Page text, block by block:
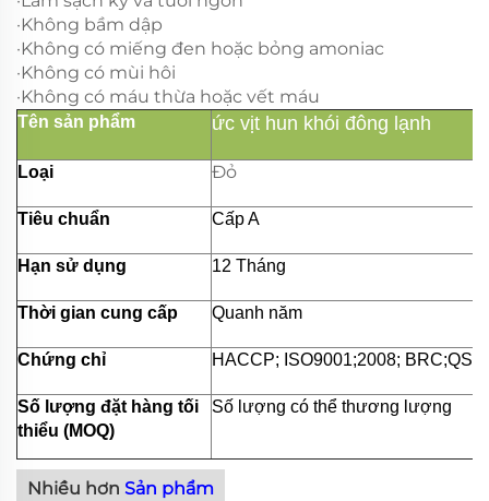
·Không bầm dập
·Không có miếng đen hoặc bỏng amoniac
·Không có mùi hôi
·Không có máu thừa hoặc vết máu
Tên sản phẩm ức vịt hun khói đông lạnh
Loại Đỏ
Tiêu chuẩn Cấp A
Hạn sử dụng 12 Tháng
Thời gian cung cấp Quanh năm
Chứng chỉ HACCP; ISO9001;2008;
Số lượng đặt hàng tối
thiểu (MOQ)
Số lượng có thể thương lượng
Nhiều hơn Sản phẩm